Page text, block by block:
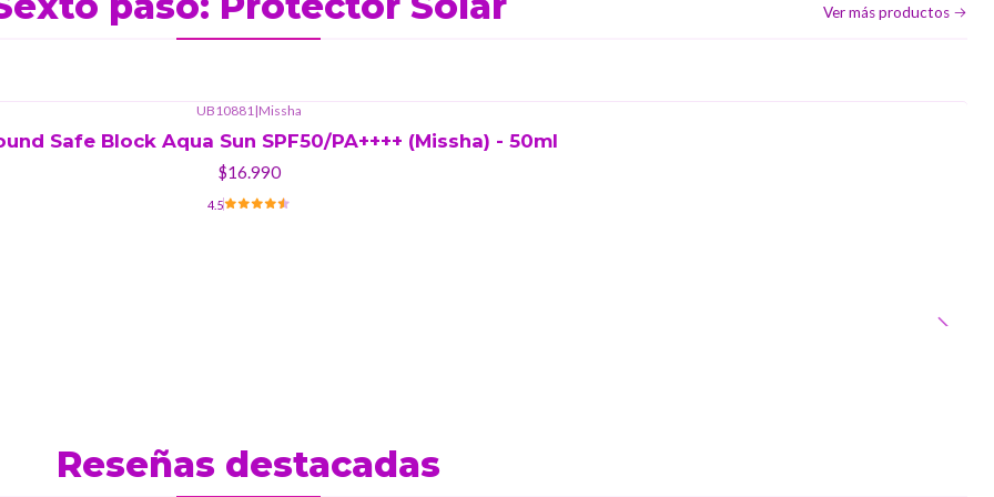
Ver más productos
UB10881|Missha
Safe Block Aqua Sun SPF50/PA++++ (Missha) - 50ml
$16.990
4.5
Reseñas destacadas